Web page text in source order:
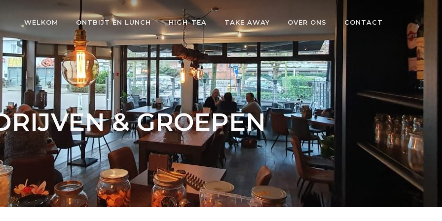
WELKOM ONTBIJT EN LUNCH HIGH-TEA TAKE AWAY OVER ONS CONTACT
& GROEPEN